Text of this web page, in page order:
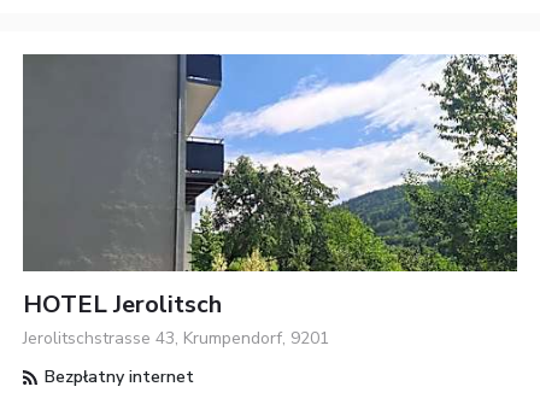
HOTEL Jerolitsch
Jerolitschstrasse 43, Krumpendorf, 9201
Bezpłatny internet